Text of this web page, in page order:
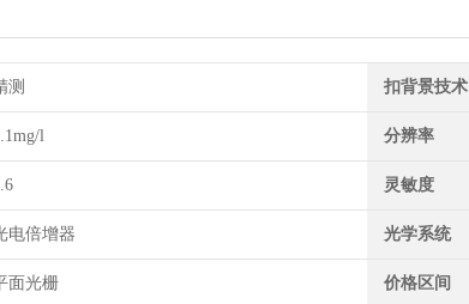
测 扣背景技术
l 分辨率
灵敏度
电倍增器 光学系统
面光栅 价格区间